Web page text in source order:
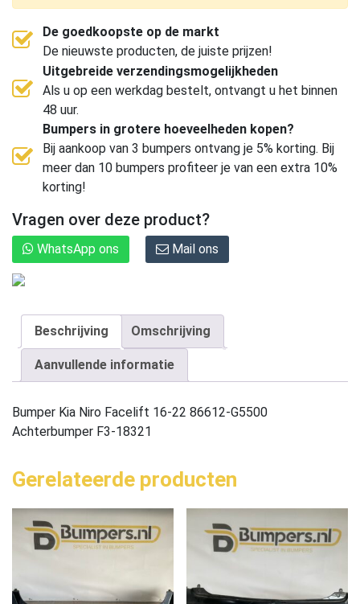
De goedkoopste op de markt
De nieuwste producten, de juiste prijzen!
Uitgebreide verzendingsmogelijkheden
Als u op een werkdag bestelt, ontvangt u het binnen
48 uur.
Bumpers in grotere hoeveelheden kopen?
Bij aankoop van 3 bumpers ontvang je 5% korting. Bij
meer dan 10 bumpers profiteer je van een extra 10%
korting!
Vragen over deze product?
WhatsApp ons Mail ons
Beschrijving Omschrijving
Aanvullende informatie
Bumper Kia Niro Facelift 16-22 86612-G5500
Achterbumper F3-18321
Gerelateerde producten